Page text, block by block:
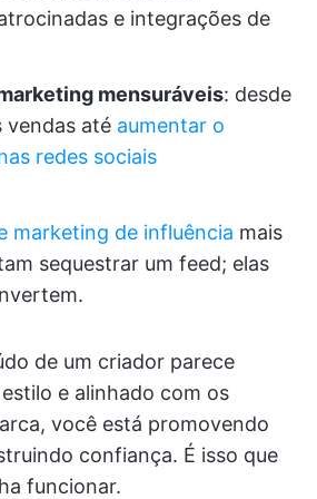
e integrações de
mensuráveis: desde
vendas até aumentar o
redes sociais
marketing de influência mais
sequestrar um feed; elas
de um criador parece
e alinhado com os
você está promovendo
confiança. É isso que
funcionar.